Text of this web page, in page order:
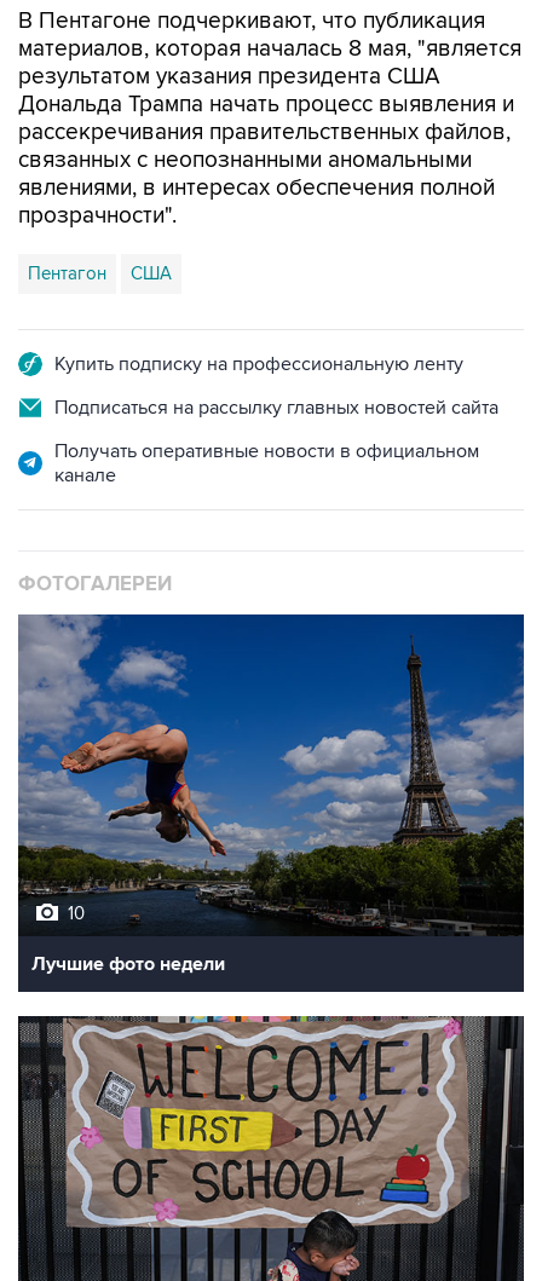
В Пентагоне подчеркивают, что публикация
материалов, которая началась 8 мая, "является
результатом указания президента США
Дональда Трампа начать процесс выявления и
рассекречивания правительственных файлов,
связанных с неопознанными аномальными
явлениями, в интересах обеспечения полной
прозрачности".
Пентагон США
Купить подписку на профессиональную ленту
Подписаться на рассылку главных новостей сайта
Получать оперативные новости в официальном
канале
ФОТОГАЛЕРЕИ
10
Лучшие фото недели